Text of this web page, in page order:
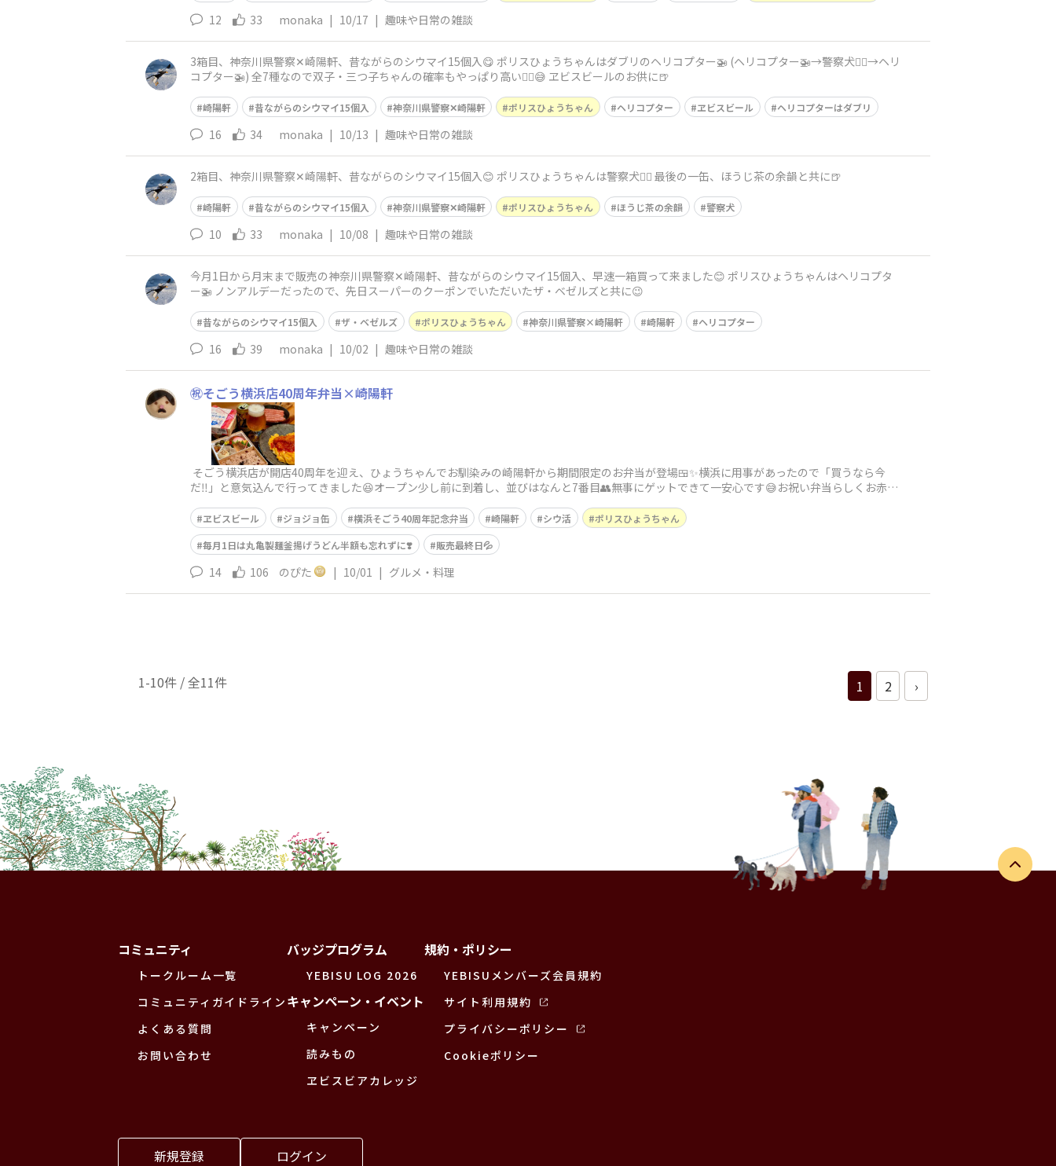
12 33 monaka | 10/17 | 趣味や日常の雑談
3箱目、神奈川県警察✕崎陽軒、昔ながらのシウマイ15個入😋 ポリスひょうちゃんはダブリのヘリコプター🚁 (ヘリコプター🚁→警察犬🐕‍🦺→ヘリ
コプター🚁) 全7種なので双子・三つ子ちゃんの確率もやっぱり高い😮‍💨😅 ヱビスビールのお供に🍺
崎陽軒 昔ながらのシウマイ15個入 神奈川県警察✕崎陽軒 ポリスひょうちゃん ヘリコプター ヱビスビール ヘリコプターはダブリ
16 34 monaka | 10/13 | 趣味や日常の雑談
2箱目、神奈川県警察✕崎陽軒、昔ながらのシウマイ15個入😊 ポリスひょうちゃんは警察犬🐕‍🦺 最後の一缶、ほうじ茶の余韻と共に🍺
崎陽軒 昔ながらのシウマイ15個入 神奈川県警察✕崎陽軒 ポリスひょうちゃん ほうじ茶の余韻 警察犬
10 33 monaka | 10/08 | 趣味や日常の雑談
今月1日から月末まで販売の神奈川県警察✕崎陽軒、昔ながらのシウマイ15個入、早速一箱買って来ました😊 ポリスひょうちゃんはヘリコプタ
ー🚁 ノンアルデーだったので、先日スーパーのクーポンでいただいたザ・ベゼルズと共に😉
昔ながらのシウマイ15個入 ザ・ベゼルズ ポリスひょうちゃん 神奈川県警察×崎陽軒 崎陽軒 ヘリコプター
16 39 monaka | 10/02 | 趣味や日常の雑談
㊗️そごう横浜店40周年弁当×崎陽軒
そごう横浜店が開店40周年を迎え、ひょうちゃんでお馴染みの崎陽軒から期間限定のお弁当が登場🍱✨横浜に用事があったので「買うなら今
だ‼️」と意気込んで行ってきました😆オープン少し前に到着し、並びはなんと7番目👥無事にゲットできて一安心です😅お祝い弁当らしくお赤飯
ヱビスビール ジョジョ缶 横浜そごう40周年記念弁当 崎陽軒 シウ活
ポリスひょうちゃん
毎月1日は丸亀製麺釜揚げうどん半額も忘れずに❣️
販売最終日💦
14 106 のぴた | 10/01 | グルメ・料理
1-10件 / 全11件 1 2 ›
コミュニティ
トークルーム一覧
コミュニティガイドライン
よくある質問
お問い合わせ
バッジプログラム
YEBISU LOG 2026
キャンペーン・イベント
キャンペーン
読みもの
ヱビスビアカレッジ
規約・ポリシー
YEBISUメンバーズ会員規約
サイト利用規約
プライバシーポリシー
Cookieポリシー
新規登録 ログイン